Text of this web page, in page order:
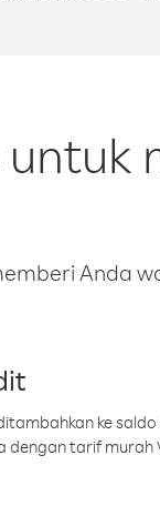
untuk
Anda
ke
dengan tarif murah